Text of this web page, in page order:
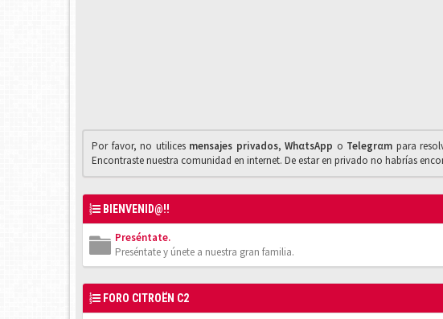
Por favor, no utilices mensajes privados,WhαtsApp o Telegrαm para
Encontraste nuestra comunidad en internet. De estar en privado no habrías
BIENVENID@!!
Preséntate.
Preséntate y únete a nuestra gran familia.
FORO CITROËN C2